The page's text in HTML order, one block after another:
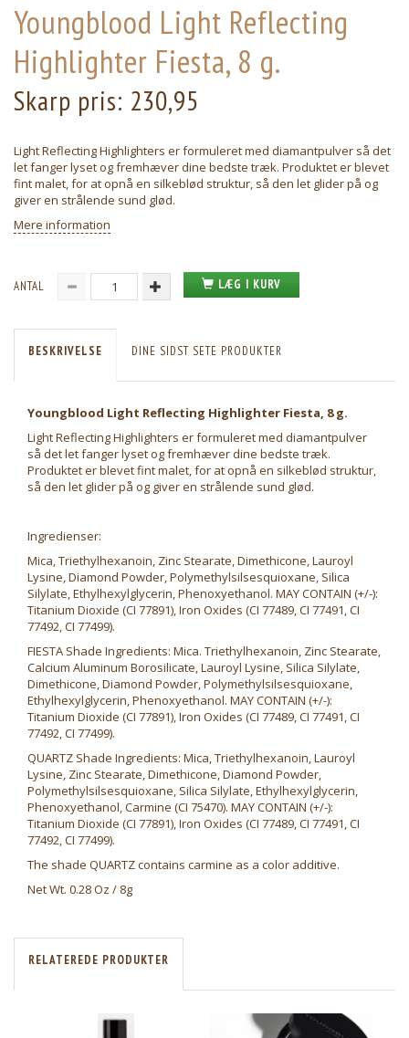
Youngblood Light Reflecting
Highlighter Fiesta, 8 g.
Skarp pris: 230,95
Light Reflecting Highlighters er formuleret med diamantpulver så det
let fanger lyset og fremhæver dine bedste træk. Produktet er blevet
fint malet, for at opnå en silkeblød struktur, så den let glider på og
giver en strålende sund glød.
Mere information
ANTAL LÆG I KURV
BESKRIVELSE DINE SIDST SETE PRODUKTER
Youngblood Light Reflecting Highlighter Fiesta, 8 g.
Light Reflecting Highlighters er formuleret med diamantpulver
så det let fanger lyset og fremhæver dine bedste træk.
Produktet er blevet fint malet, for at opnå en silkeblød struktur,
så den let glider på og giver en strålende sund glød.
Ingredienser:
Mica, Triethylhexanoin, Zinc Stearate, Dimethicone, Lauroyl
Lysine, Diamond Powder, Polymethylsilsesquioxane, Silica
Silylate, Ethylhexylglycerin, Phenoxyethanol. MAY CONTAIN (+/-):
Titanium Dioxide (CI 77891), Iron Oxides (CI 77489, CI 77491, CI
77492, CI 77499).
FIESTA Shade Ingredients: Mica. Triethylhexanoin, Zinc Stearate,
Calcium Aluminum Borosilicate, Lauroyl Lysine, Silica Silylate,
Dimethicone, Diamond Powder, Polymethylsilsesquioxane,
Ethylhexylglycerin, Phenoxyethanol. MAY CONTAIN (+/-):
Titanium Dioxide (CI 77891), Iron Oxides (CI 77489, CI 77491, CI
77492, CI 77499).
QUARTZ Shade Ingredients: Mica, Triethylhexanoin, Lauroyl
Lysine, Zinc Stearate, Dimethicone, Diamond Powder,
Polymethylsilsesquioxane, Silica Silylate, Ethylhexylglycerin,
Phenoxyethanol, Carmine (CI 75470). MAY CONTAIN (+/-):
Titanium Dioxide (CI 77891), Iron Oxides (CI 77489, CI 77491, CI
77492, CI 77499).
The shade QUARTZ contains carmine as a color additive.
Net Wt. 0.28 Oz / 8g
RELATEREDE PRODUKTER